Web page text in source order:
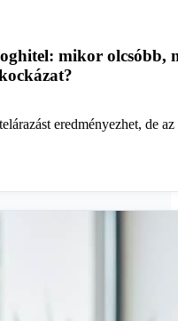
mikor olcsóbb,
eredményezhet, de